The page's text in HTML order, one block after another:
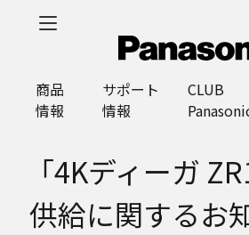
商品
情報
サポート
情報
CLUB
「4Kディーガ
供給に関するお